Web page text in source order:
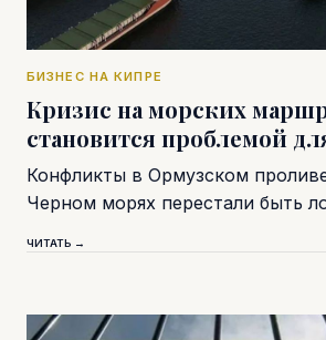
БИЗНЕС НА КИПРЕ
Кризис на морских
становится проблемой
Конфликты в Ормузском
Черном морях перестали быть
ЧИТАТЬ →